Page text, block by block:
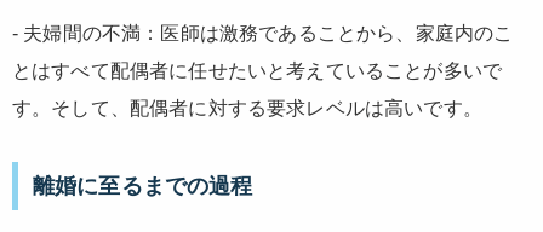
- 夫婦間の不満：医師は激務であることから、家庭内のこ
とはすべて配偶者に任せたいと考えていることが多いで
す。そして、配偶者に対する要求レベルは高いです。
離婚に至るまでの過程